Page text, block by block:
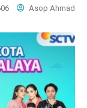
Asop Ahmad